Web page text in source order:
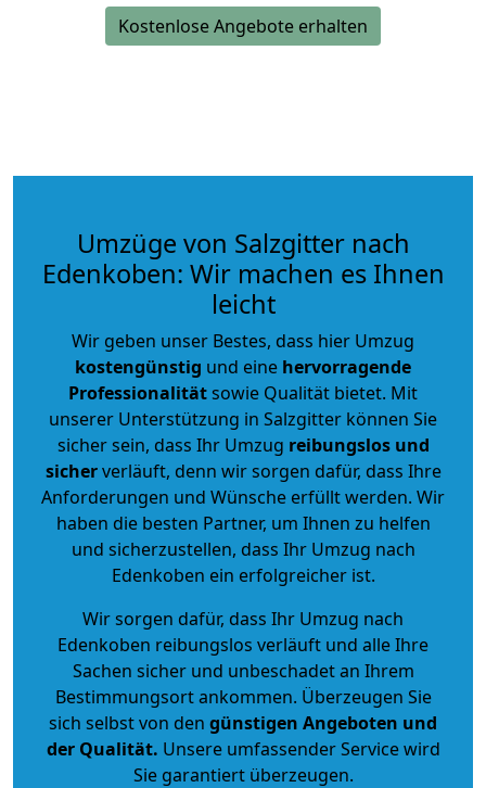
Kostenlose Angebote erhalten
Umzüge von Salzgitter nach
Edenkoben: Wir machen es Ihnen
leicht
Wir geben unser Bestes, dass hier Umzug
kostengünstig und eine hervorragende
Professionalitätsowie Qualität bietet. Mit
unserer Unterstützung in Salzgitter können Sie
sicher sein, dass Ihr Umzug reibungslos und
sicherverläuft, denn wir sorgen dafür, dass Ihre
Anforderungen und Wünsche erfüllt werden. Wir
haben die besten Partner, um Ihnen zu helfen
und sicherzustellen, dass Ihr Umzug nach
Edenkoben ein erfolgreicher ist.
Wir sorgen dafür, dass Ihr Umzug nach
Edenkoben reibungslos verläuft und alle Ihre
Sachen sicher und unbeschadet an Ihrem
Bestimmungsort ankommen. Überzeugen Sie
sich selbst von den günstigen Angeboten und
der Qualität. Unsere umfassender Service wird
Sie garantiert überzeugen.